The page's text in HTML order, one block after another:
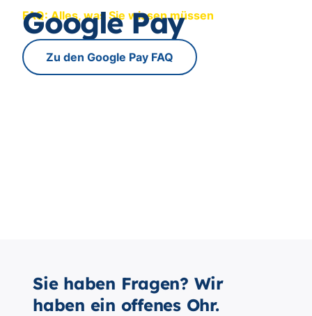
Sie haben Fragen? Wir
haben ein offenes Ohr.